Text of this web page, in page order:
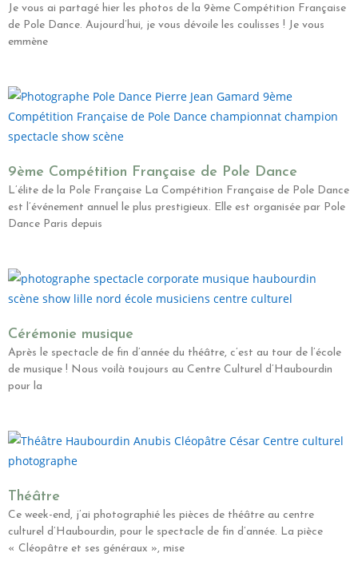
Je vous ai partagé hier les photos de la 9ème Compétition Française
de Pole Dance. Aujourd’hui, je vous dévoile les coulisses ! Je vous
emmène
9ème Compétition Française de Pole Dance
L’élite de la Pole Française La Compétition Française de Pole Dance
est l’événement annuel le plus prestigieux. Elle est organisée par Pole
Dance Paris depuis
Cérémonie musique
Après le spectacle de fin d’année du théâtre, c’est au tour de l’école
de musique ! Nous voilà toujours au Centre Culturel d’Haubourdin
pour la
Théâtre
Ce week-end, j’ai photographié les pièces de théâtre au centre
culturel d’Haubourdin, pour le spectacle de fin d’année. La pièce
« Cléopâtre et ses généraux », mise